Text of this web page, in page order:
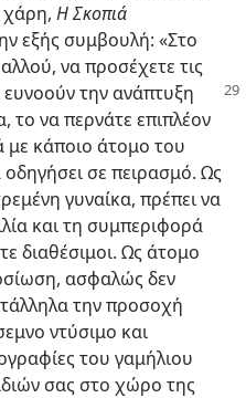
χάρη, Η Σκοπιά
εξής συμβουλή: «Στο
να προσέχετε τις
ευνοούν την ανάπτυξη
το να περνάτε επιπλέον
με κάποιο άτομο του
σε πειρασμό. Ως
γυναίκα, πρέπει να
και τη συμπεριφορά
διαθέσιμοι. Ως άτομο
ασφαλώς δεν
την προσοχή
ντύσιμο και
του γαμήλιου
σας στο χώρο της